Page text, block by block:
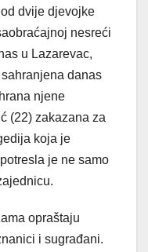
dvije djevojke
nesreći
u Lazarevac,
danas
njene
(22) zakazana za
koja je
je ne samo
opraštaju
i sugrađani.